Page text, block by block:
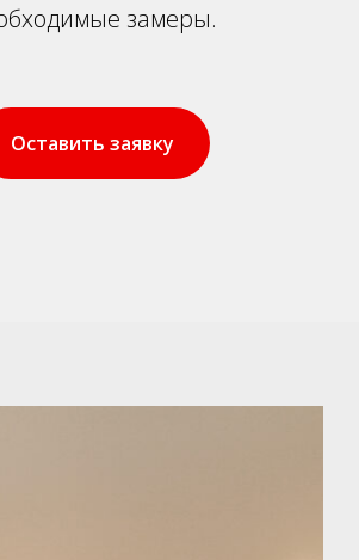
замеры.
Оставить заявку